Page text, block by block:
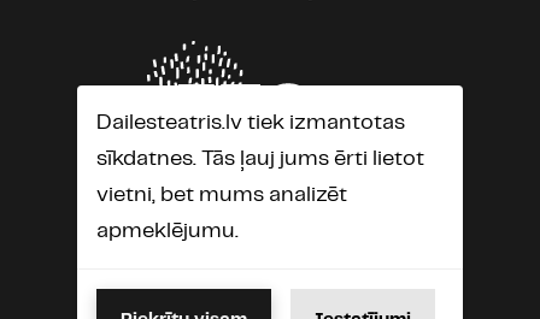
nu loooti,gan tagad!vairaak buutu
taadu aktieru kaa P.Liepins!
Dailesteatris.lv tiek izmantotas
sīkdatnes. Tās ļauj jums ērti lietot
vietni, bet mums analizēt
apmeklējumu.